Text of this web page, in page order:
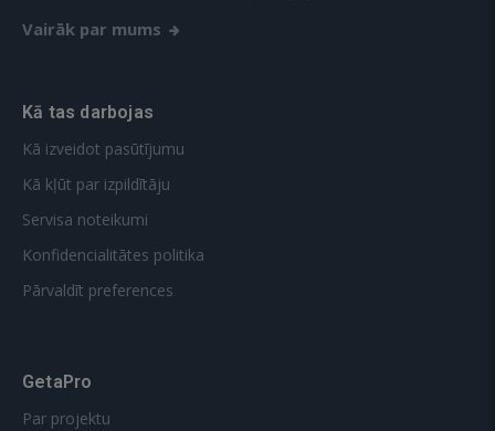
Vairāk par mums
Kā tas darbojas
Kā izveidot pasūtījumu
Kā kļūt par izpildītāju
Servisa noteikumi
Konfidencialitātes politika
Pārvaldīt preferences
GetaPro
Par projektu